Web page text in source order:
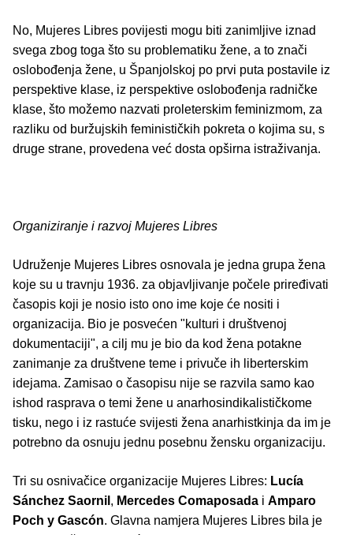
No, Mujeres Libres povijesti mogu biti zanimljive iznad
svega zbog toga što su problematiku žene, a to znači
oslobođenja žene, u Španjolskoj po prvi puta postavile iz
perspektive klase, iz perspektive oslobođenja radničke
klase, što možemo nazvati proleterskim feminizmom, za
razliku od buržujskih feminističkih pokreta o kojima su, s
druge strane, provedena već dosta opširna istraživanja.
Organiziranje i razvoj Mujeres Libres
Udruženje Mujeres Libres osnovala je jedna grupa žena
koje su u travnju 1936. za objavljivanje počele priređivati
časopis koji je nosio isto ono ime koje će nositi i
organizacija. Bio je posvećen "kulturi i društvenoj
dokumentaciji", a cilj mu je bio da kod žena potakne
zanimanje za društvene teme i privuče ih liberterskim
idejama. Zamisao o časopisu nije se razvila samo kao
ishod rasprava o temi žene u anarhosindikalističkome
tisku, nego i iz rastuće svijesti žena anarhistkinja da im je
potrebno da osnuju jednu posebnu žensku organizaciju.
Tri su osnivačice organizacije Mujeres Libres: Lucía
Sánchez Saornil , Mercedes Comaposada i Amparo
Poch y Gascón. Glavna namjera Mujeres Libres bila je